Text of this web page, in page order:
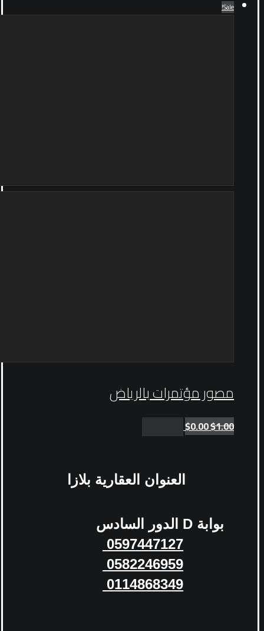
Sale!
مصور مؤتمرات بالرياض
$1.00
$0.00
العنوان العقارية بلازا
بوابةD الدور السادس
0597447127
0582246959
0114868349